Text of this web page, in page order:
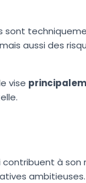
sont
aussi des
vise
contribuent à son
ambitieuses.